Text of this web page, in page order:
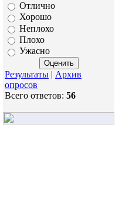
Отлично
Хорошо
Неплохо
Плохо
Ужасно
Результаты | Архив
опросов
Всего ответов: 56